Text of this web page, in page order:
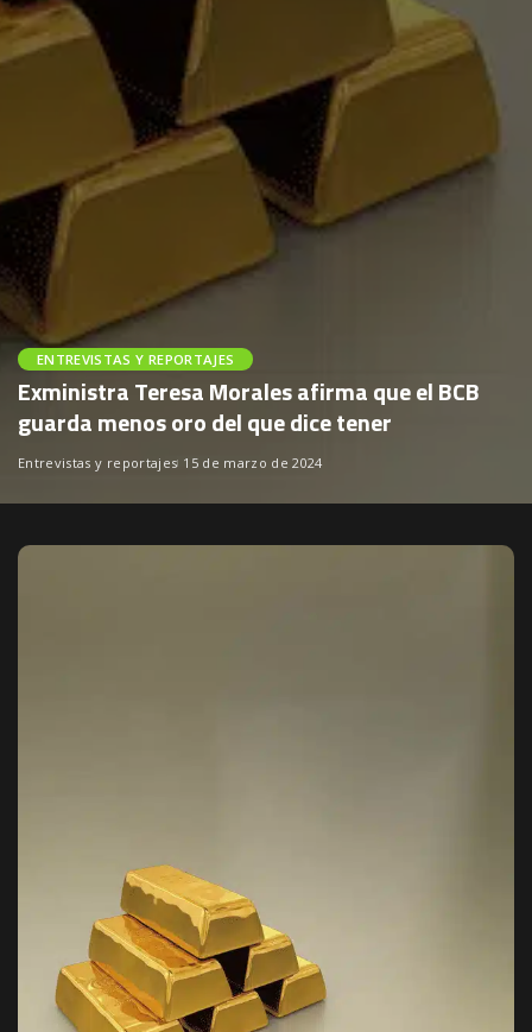
ENTREVISTAS Y REPORTAJES
Exministra Teresa Morales afirma que el BCB
guarda menos oro del que dice tener
Entrevistas y reportajes 15 de marzo de 2024